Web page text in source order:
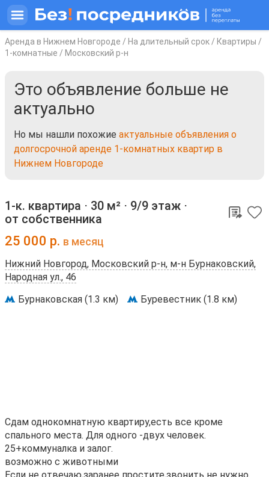
Аренда в Нижнем Новгороде / На длительный срок / Квартиры /
1-комнатные / Московский р-н
Это объявление больше не
актуально
Но мы нашли похожие актуальные объявления о
долгосрочной аренде 1-комнатных квартир в
Нижнем Новгороде
1-к. квартира ⋅ 30 м² ⋅ 9/9 этаж ⋅
от собственника
25 000 р. в месяц
Нижний Новгород, Московский р-н, м-н Бурнаковский,
Народная ул., 46
Бурнаковская (1.3 км)
Буревестник (1.8 км)
Сдам однокомнатную квартиру,есть все кроме
спального места. Для одного -двух человек.
25+коммуналка и залог.
возможно с животными